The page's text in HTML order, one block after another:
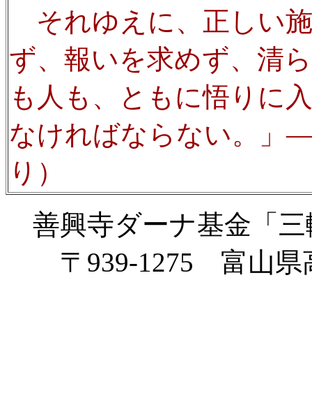
それゆえに、正しい
ず、報いを求めず、清
も人も、ともに悟りに
なければならない。」
り）
善興寺ダーナ基金「三
〒939-1275 富山県